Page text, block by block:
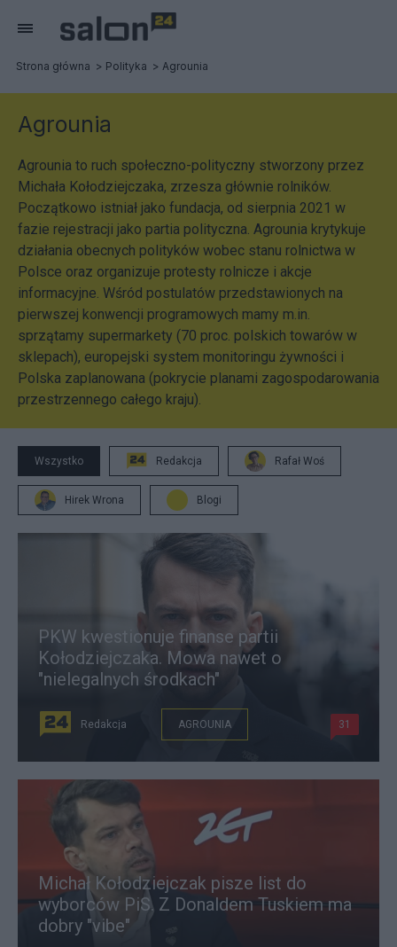
Strona główna Polityka Agrounia
Agrounia
Agrounia to ruch społeczno-polityczny stworzony przez
Michała Kołodziejczaka, zrzesza głównie rolników.
Początkowo istniał jako fundacja, od sierpnia 2021 w
fazie rejestracji jako partia polityczna. Agrounia krytykuje
działania obecnych polityków wobec stanu rolnictwa w
Polsce oraz organizuje protesty rolnicze i akcje
informacyjne. Wśród postulatów przedstawionych na
pierwszej konwencji programowych mamy m.in.
sprzątamy supermarkety (70 proc. polskich towarów w
sklepach), europejski system monitoringu żywności i
Polska zaplanowana (pokrycie planami zagospodarowania
przestrzennego całego kraju).
Wszystko Redakcja Rafał Woś
Hirek Wrona Blogi
PKW kwestionuje finanse partii
Kołodziejczaka. Mowa nawet o
"nielegalnych środkach"
Redakcja AGROUNIA 31
Michał Kołodziejczak pisze list do
wyborców PiS. Z Donaldem Tuskiem ma
dobry "vibe"